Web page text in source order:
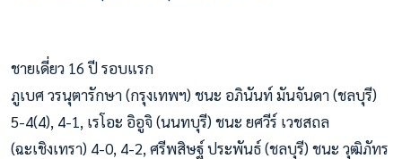
ชายเดี่ยว 16 ปี รอบแรก
ภูเบศ วรนุตารักษา (กรุงเทพฯ) ชนะ อภินันท์ มันจันดา (ชลบุรี)
5-4(4), 4-1, เรโอะ อิอูจิ (นนทบุรี) ชนะ ยศวีร์ เวชสถล
(ฉะเชิงเทรา) 4-0, 4-2, ศรีพสิษฐ์ ประพันธ์ (ชลบุรี) ชนะ วุฒิภัทร